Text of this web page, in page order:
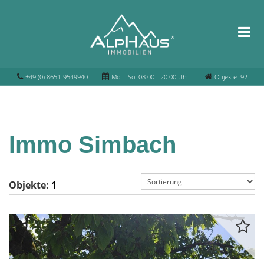
+49 (0) 8651-9549940 Mo. - So. 08.00 - 20.00 Uhr Objekte: 92
Immo Simbach
Objekte: 1